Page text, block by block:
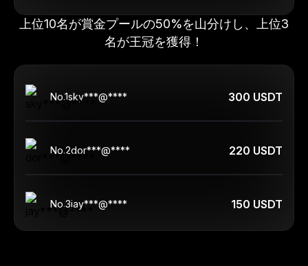
上位10名が賞金プールの50%を山分けし、上位3
名が王冠を獲得！
No.1sky***@**** 300 USDT
No.2dor***@**** 220 USDT
No.3jay***@**** 150 USDT